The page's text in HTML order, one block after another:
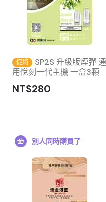
促銷
SP2S 升級版煙彈 通
用悅刻一代主機 一盒3顆
NT$280
別人同時購買了